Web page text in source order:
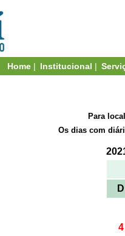
Home | Institucional |
Para
Os dias com
D
4